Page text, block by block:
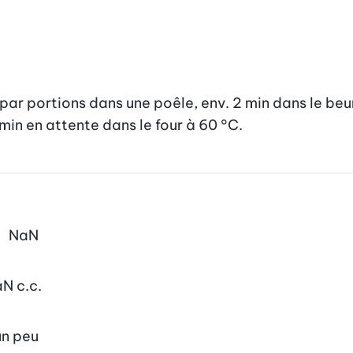
portions dans une poêle, env. 2 min dans le
en attente dans le four à 60 °C.
NaN
c.c.
peu